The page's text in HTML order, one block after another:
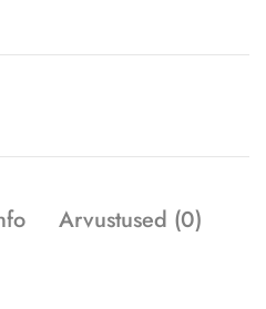
Arvustused (0)